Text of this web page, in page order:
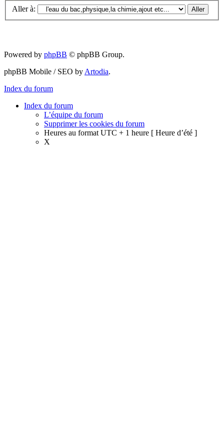
Aller à:
Powered by phpBB © phpBB Group.
phpBB Mobile / SEO by Artodia.
Index du forum
Index du forum
L’équipe du forum
Supprimer les cookies du forum
Heures au format UTC + 1 heure [ Heure d’été ]
X